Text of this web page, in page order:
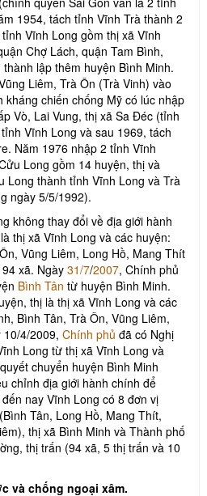
1954, tách tỉnh Vĩnh Trà thành 2
Vĩnh Long gồm thị xã Vĩnh
Chợ Lách, quận Tam Bình,
lập thêm huyện Bình Minh.
Liêm, Trà Ôn (Trà Vinh) vào
chiến chống Mỹ có lúc nhập
Vò, Lai Vung, thị xã Sa Đéc (tỉnh
Vĩnh Long và sau 1969, tách
Năm 1976 nhập 2 tỉnh Vĩnh
Long gồm 14 huyện, thị và
Long thành tỉnh Vĩnh Long và Trà
ngày 5/5/1992).
không thay đổi về địa giới hành
thị xã Vĩnh Long và các huyện:
Vũng Liêm, Long Hồ, Mang Thít
xã. Ngày 31/7/2007, Chính phủ
Bình Tân từ huyện Bình Minh.
thị là thị xã Vĩnh Long và các
Bình Tân, Trà Ôn, Vũng Liêm,
4/2009, Chính phủ đã có Nghị
Long từ thị xã Vĩnh Long và
chuyển huyện Bình Minh
chỉnh địa giới hành chính để
nay Vĩnh Long có 8 đơn vị
Tân, Long Hồ, Mang Thít,
thị xã Bình Minh và Thành phố
thị trấn (94 xã, 5 thị trấn và 10
và chống ngoại xâm.